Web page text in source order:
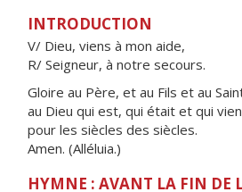
INTRODUCTION
V/ Dieu, viens à mon aide,
R/ Seigneur, à notre secours.
Gloire au Père, et au Fils et au
au Dieu qui est, qui était et qui
pour les siècles des siècles.
Amen. (Alléluia.)
HYMNE : AVANT LA FIN DE